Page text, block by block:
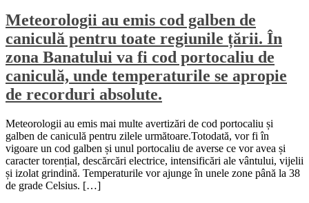
Meteorologii au emis cod galben de
caniculă pentru toate regiunile țării. În
zona Banatului va fi cod portocaliu de
caniculă, unde temperaturile se apropie
de recorduri absolute.
Meteorologii au emis mai multe avertizări de cod portocaliu și
galben de caniculă pentru zilele următoare.Totodată, vor fi în
vigoare un cod galben și unul portocaliu de averse ce vor avea și
caracter torențial, descărcări electrice, intensificări ale vântului, vijelii
și izolat grindină. Temperaturile vor ajunge în unele zone până la 38
de grade Celsius. […]